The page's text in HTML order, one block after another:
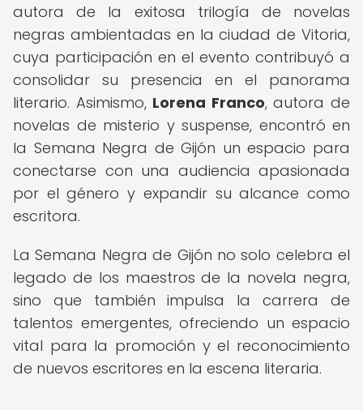
autora de la exitosa trilogía de novelas
negras ambientadas en la ciudad de Vitoria,
cuya participación en el evento contribuyó a
consolidar su presencia en el panorama
literario. Asimismo, Lorena Franco, autora de
novelas de misterio y suspense, encontró en
la Semana Negra de Gijón un espacio para
conectarse con una audiencia apasionada
por el género y expandir su alcance como
escritora.
La Semana Negra de Gijón no solo celebra el
legado de los maestros de la novela negra,
sino que también impulsa la carrera de
talentos emergentes, ofreciendo un espacio
vital para la promoción y el reconocimiento
de nuevos escritores en la escena literaria.